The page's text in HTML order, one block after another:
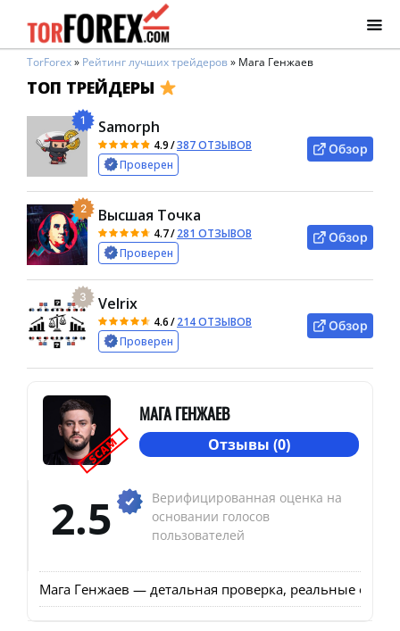
TorForex» Рейтинг лучших трейдеров» Мага Генжаев
ТОП ТРЕЙДЕРЫ
1 Samorph
4.9/387 ОТЗЫВОВ
Проверен
Обзор
2 Высшая Точка
4.7/281 ОТЗЫВОВ
Проверен
Обзор
3 Velrix
4.6/214 ОТЗЫВОВ
Проверен
Обзор
SCAM
МАГА ГЕНЖАЕВ
Отзывы (0)
2.5
Верифицированная оценка на
основании голосов
пользователей
Мага Генжаев — детальная проверка, реальные